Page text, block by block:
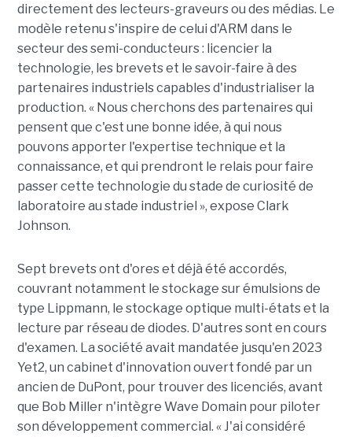
directement des lecteurs-graveurs ou des médias. Le
modèle retenu s'inspire de celui d'ARM dans le
secteur des semi-conducteurs : licencier la
technologie, les brevets et le savoir-faire à des
partenaires industriels capables d'industrialiser la
production. « Nous cherchons des partenaires qui
pensent que c'est une bonne idée, à qui nous
pouvons apporter l'expertise technique et la
connaissance, et qui prendront le relais pour faire
passer cette technologie du stade de curiosité de
laboratoire au stade industriel », expose Clark
Johnson.
Sept brevets ont d'ores et déjà été accordés,
couvrant notamment le stockage sur émulsions de
type Lippmann, le stockage optique multi-états et la
lecture par réseau de diodes. D'autres sont en cours
d'examen. La société avait mandatée jusqu'en 2023
Yet2, un cabinet d'innovation ouvert fondé par un
ancien de DuPont, pour trouver des licenciés, avant
que Bob Miller n'intègre Wave Domain pour piloter
son développement commercial. « J'ai considéré